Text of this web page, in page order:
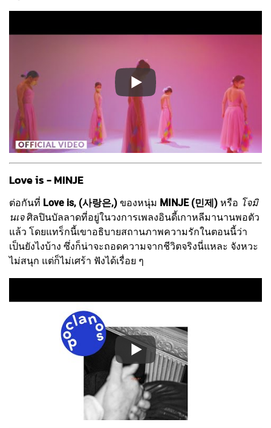
Love is - MINJE
ต่อกันที่ Love is, (사랑은,) ของหนุ่ม MINJE (민제) หรือ โจมิ
นเจศิลปินบัลลาดที่อยู่ในวงการเพลงอินดี้เกาหลีมานานพอตัว
แล้ว โดยแทร็กนี้เขาอธิบายสถานภาพความรักในตอนนี้ว่า
เป็นยังไงบ้าง ซึ่งก็น่าจะถอดความจากชีวิตจริงนี่แหละ จังหวะ
ไม่สนุก แต่ก็ไม่เศร้า ฟังได้เรื่อย ๆ